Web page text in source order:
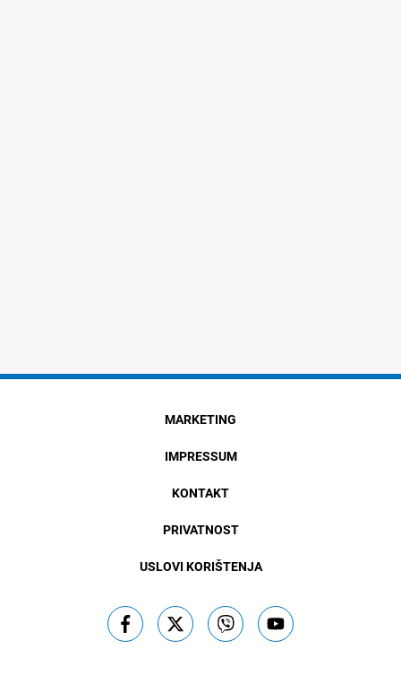
MARKETING
IMPRESSUM
KONTAKT
PRIVATNOST
USLOVI KORIŠTENJA